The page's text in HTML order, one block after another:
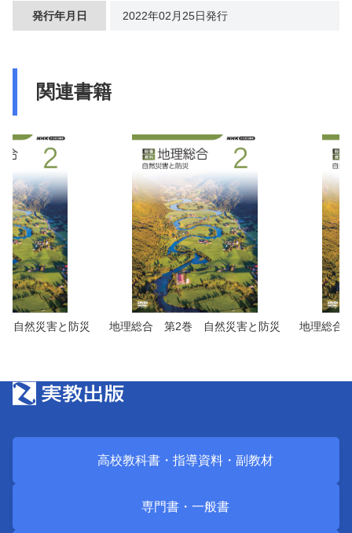
発行年月日 2022年02月25日発行
関連書籍
自然災害と防災 地理総合 第2巻 自然災害と防災 地理総合
高校教科書・ 指導資料・ 副教材
専門書・ 一般書